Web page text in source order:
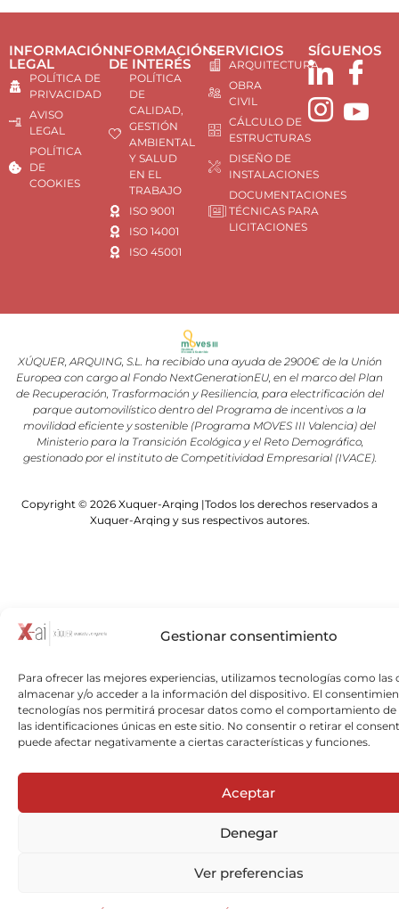
Gestionar consentimiento
Para ofrecer las mejores experiencias, utilizamos tecnologías como las
almacenar y/o acceder a la información del dispositivo. El
tecnologías nos permitirá procesar datos como el comportamiento de
las identificaciones únicas en este sitio. No consentir o retirar el
puede afectar negativamente a ciertas características y funciones.
Aceptar
Denegar
Ver preferencias
INFORMACIÓN
LEGAL
POLÍTICA DE
PRIVACIDAD
AVISO
LEGAL
POLÍTICA
DE
COOKIES
INFORMACIÓN
DE INTERÉS
POLÍTICA
DE
CALIDAD,
GESTIÓN
AMBIENTAL
Y SALUD
EN EL
TRABAJO
ISO 9001
ISO 14001
ISO 45001
SERVICIOS
ARQUITECTURA
OBRA
CIVIL
CÁLCULO DE
ESTRUCTURAS
DISEÑO DE
INSTALACIONES
DOCUMENTACIONES
TÉCNICAS PARA
LICITACIONES
SÍGUENOS
XÚQUER, ARQUING, S.L. ha recibido una ayuda de 2900€ de la Unión
Europea con cargo al Fondo NextGenerationEU, en el marco del Plan
de Recuperación, Trasformación y Resiliencia, para electrificación del
parque automovilístico dentro del Programa de incentivos a la
movilidad eficiente y sostenible (Programa MOVES III Valencia) del
Ministerio para la Transición Ecológica y el Reto Demográfico,
gestionado por el instituto de Competitividad Empresarial (IVACE).
Copyright © 2026 Xuquer-Arqing |Todos los derechos reservados a
Xuquer-Arqing y sus respectivos autores.